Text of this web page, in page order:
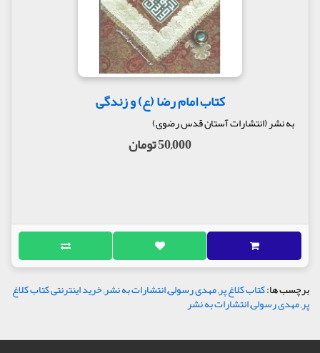
کتاب امام رضا (ع) و زندگی
به نشر (انتشارات آستان قدس رضوی)
50,000 تومان
برچسب ها:کتاب کلاغ پر,مهدی رسولی,انتشارات به نشر,خرید اینترنتی کتاب کلاغ
پر,مهدی رسولی,انتشارات به نشر